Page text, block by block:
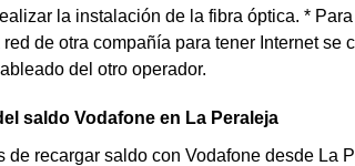
la instalación de la fibra óptica. *
de otra compañía para tener Internet
del otro operador.
saldo Vodafone en La Peraleja
de recargar saldo con Vodafone desde La